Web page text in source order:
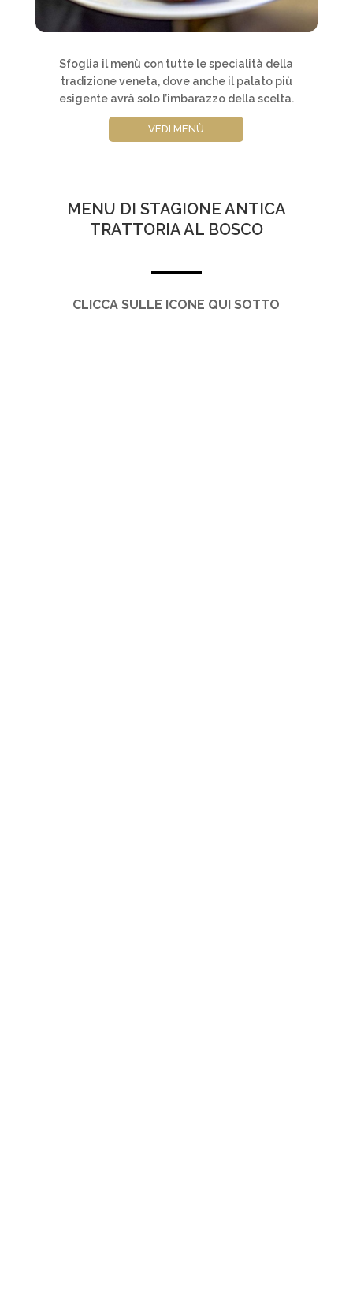
Sfoglia il menù con tutte le specialità della
tradizione veneta, dove anche il palato più
esigente avrà solo l’imbarazzo della scelta.
VEDI MENÙ
MENU DI STAGIONE ANTICA
TRATTORIA AL BOSCO
CLICCA SULLE ICONE QUI SOTTO